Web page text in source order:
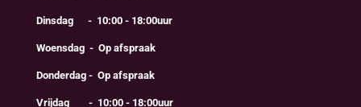
Dinsdag - 10:00 - 18:00uur
Woensdag - Op afspraak
Donderdag - Op afspraak
Vrijdag - 10:00 - 18:00uur